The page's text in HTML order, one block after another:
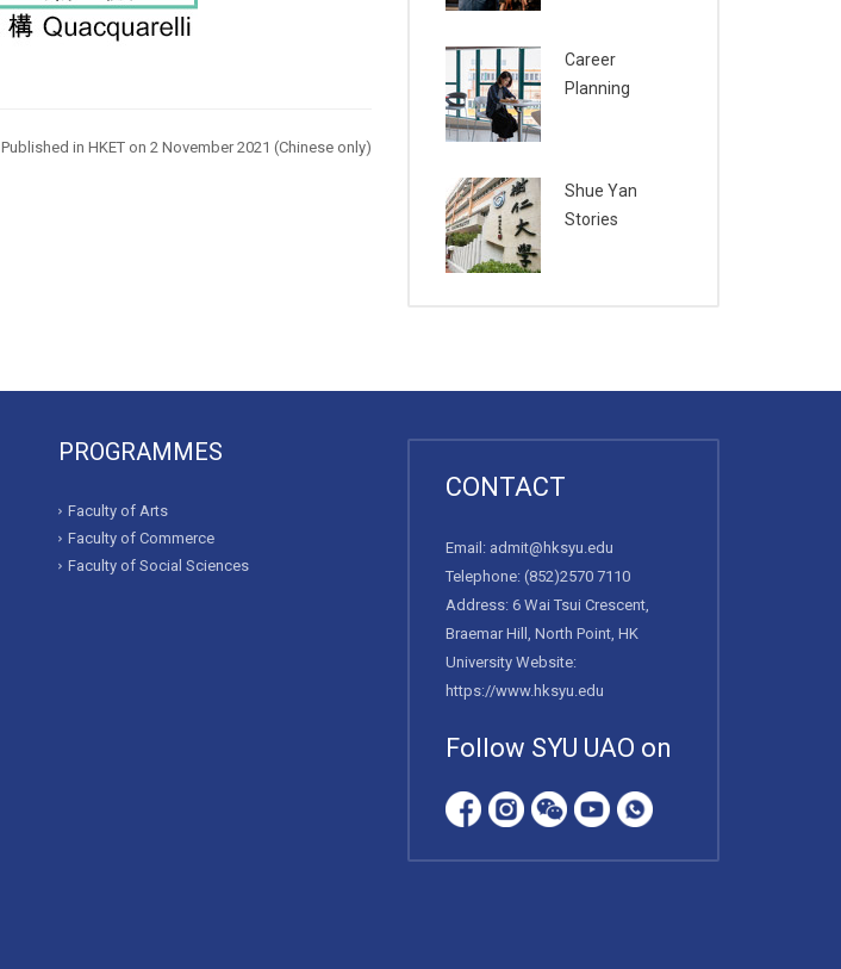
Published in HKET on 2 November2021 (Chinese only)
Career
Planning
Shue Yan
Stories
PROGRAMMES
Faculty of Arts
Faculty of Commerce
Faculty of Social Sciences
CONTACT
Email: admit@hksyu.edu
Telephone: (852)2570 7110
Address: 6 Wai Tsui Crescent,
Braemar Hill, North Point, HK
University Website:
https://www.hksyu.edu
Follow SYU UAO on